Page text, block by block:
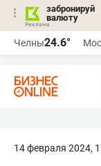
забронируй
валюту
Челны24.6°
14 февраля 2024,